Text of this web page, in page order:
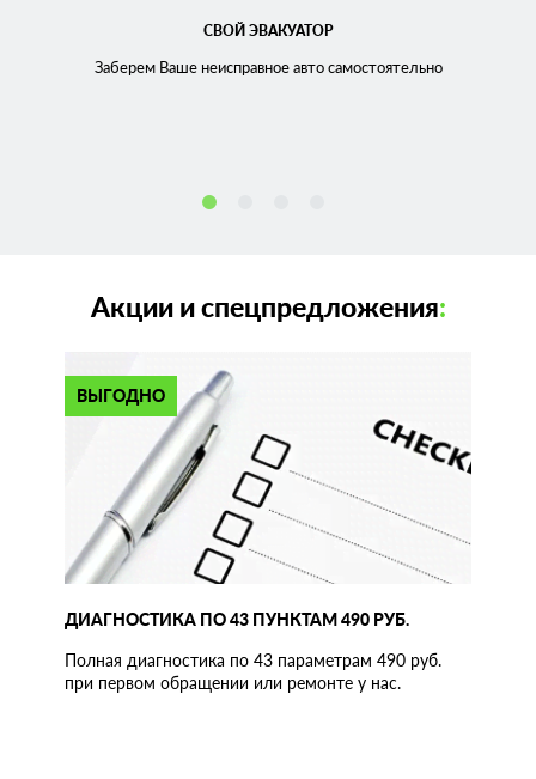
СВОЙ ЭВАКУАТОР
Заберем Ваше неисправноеавто самостоятельно
Акции и спецпредложения:
ВЫГОДНО
ДИАГНОСТИКА ПО 43 ПУНКТАМ 490 РУБ.
Полная диагностика по 43 параметрам 490 руб.
при первом обращении или ремонте у нас.